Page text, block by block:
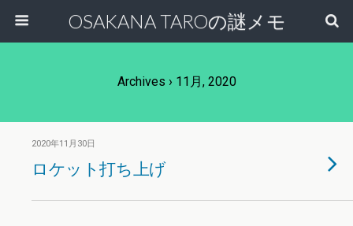
OSAKANA TAROの謎メモ
Archives › 11月, 2020
2020年11月30日
ロケット打ち上げ